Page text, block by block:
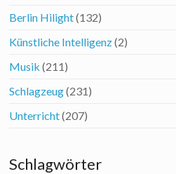
Berlin Hilight(132)
Künstliche Intelligenz(2)
Musik (211)
Schlagzeug(231)
Unterricht(207)
Schlagwörter